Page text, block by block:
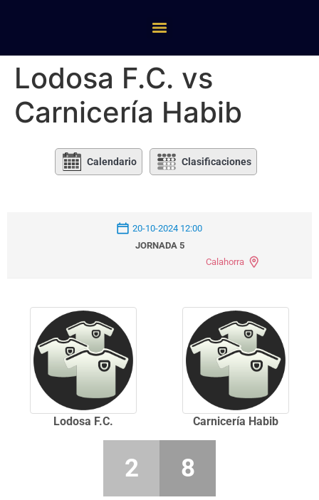
Lodosa F.C. vs
Carnicería Habib
Calendario Clasificaciones
20-10-2024 12:00
JORNADA 5
Calahorra
Lodosa F.C. Carnicería Habib
2 8